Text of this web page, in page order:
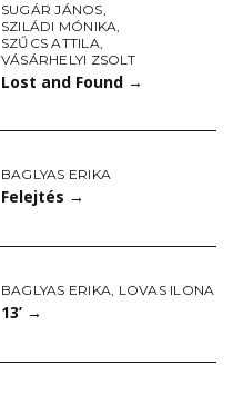
SUGÁR JÁNOS,
SZILÁDI MÓNIKA,
SZŰCS ATTILA,
VÁSÁRHELYI ZSOLT
Lost and Found →
BAGLYAS ERIKA
Felejtés →
BAGLYAS ERIKA, LOVAS ILONA
13’ →